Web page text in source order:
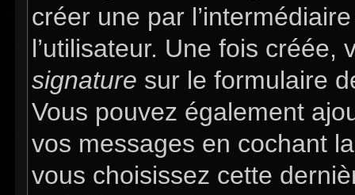
créer une par
l’utilisateur. Une fois
signature sur le formulaire
Vous pouvez également
vos messages en cochant
vous choisissez cette